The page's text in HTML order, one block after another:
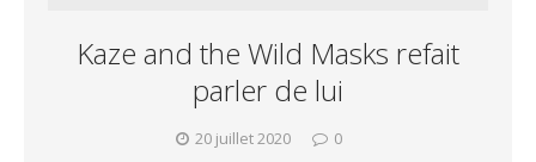
Kaze and the Wild Masks refait
parler de lui
20 juillet 2020 0